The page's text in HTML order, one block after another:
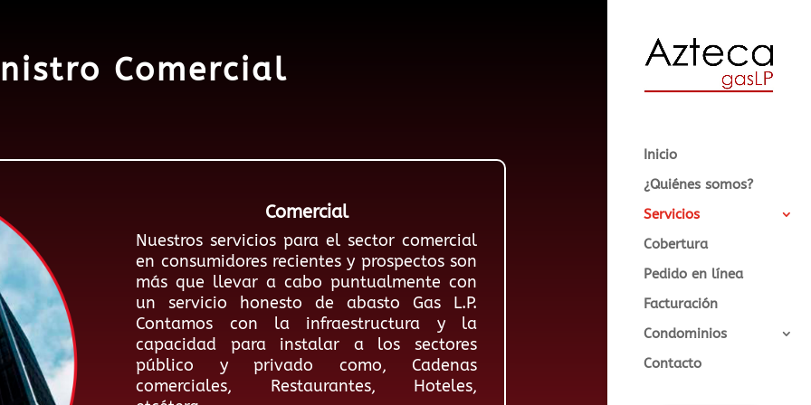
Inicio
¿Quiénes somos?
Servicios
Cobertura
Pedido en línea
Facturación
Condominios
Contacto
Comercial
Comercial
Nuestros servicios para el sector comercial
en consumidores recientes y prospectos son
más que llevar a cabo puntualmente con
un servicio honesto de abasto Gas L.P.
Contamos con la infraestructura y la
capacidad para instalar a los sectores
público y privado como, Cadenas
comerciales, Restaurantes, Hoteles,